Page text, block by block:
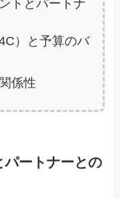
トとパートナ
）と予算のバ
係性
パートナーとの